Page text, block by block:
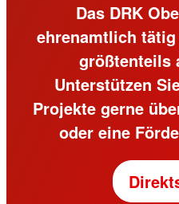
Das DRK
ehrenamtlich
größtenteils
Unterstützen
Projekte gerne
oder eine